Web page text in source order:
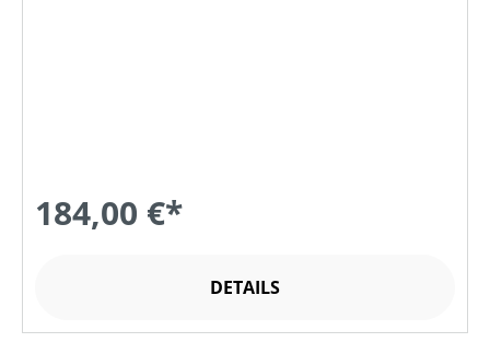
184,00 €*
DETAILS